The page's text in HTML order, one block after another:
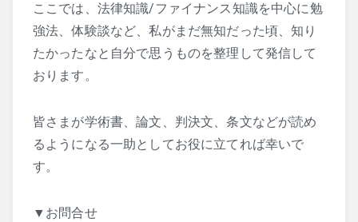
ここでは、法律知識/ファイナンス知識を中心に勉
強法、体験談など、私がまだ無知だった頃、知り
たかったなと自分で思うものを整理して発信して
おります。
皆さまが学術書、論文、判決文、条文などが読め
るようになる一助としてお役に立てれば幸いで
す。
▼お問合せ